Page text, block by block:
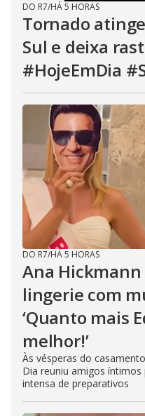
DO R7/HÁ 5 HORAS
Tornado
Sul e deixa
#HojeEmDia
DO R7/HÁ 5 HORAS
Ana
lingerie com
‘Quanto mais
melhor!’
Às vésperas do
Dia reuniu amigos
intensa de preparativos